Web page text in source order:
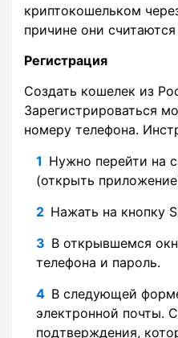
криптокошельком
причине они
Регистрация
Создать кошелек из
Зарегистрироваться
номеру телефона.
Нужно перейти на
(открыть
Нажать на кнопку
В открывшемся
телефона и пароль.
В следующей
электронной почты.
подтверждения,